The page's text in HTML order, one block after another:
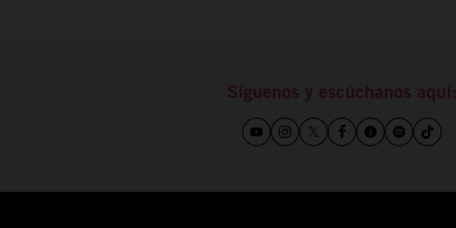
Síguenos y escúchanos